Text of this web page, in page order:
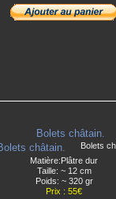
Bolets
Matière:Plâtre dur
Taille: ~ 12 cm
Poids: ~ 320 gr
Prix : 55€